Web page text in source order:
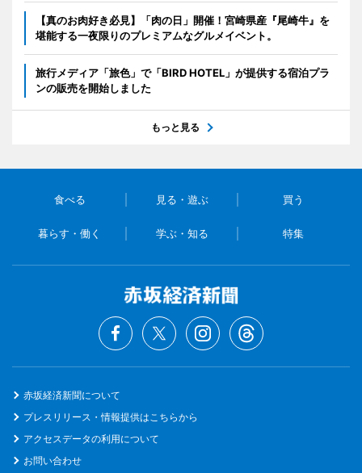
【真のお肉好き必見】「肉の日」開催！宮崎県産『尾崎牛』を
堪能する一夜限りのプレミアムなグルメイベント。
旅行メディア「旅色」で「BIRD HOTEL」が提供する宿泊プラ
ンの販売を開始しました
もっと見る
食べる 見る・遊ぶ 買う
暮らす・働く 学ぶ・知る 特集
赤坂経済新聞について
プレスリリース・情報提供はこちらから
アクセスデータの利用について
お問い合わせ